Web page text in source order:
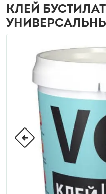
КЛЕЙ БУСТИЛАТ